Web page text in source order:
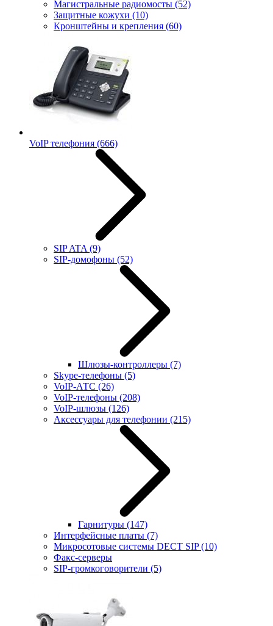
Магистральные радиомосты (52)
Защитные кожухи (10)
Кронштейны и крепления (60)
VoIP телефония (666)
SIP ATA (9)
SIP-домофоны (52)
Шлюзы-контроллеры (7)
Skype-телефоны (5)
VoIP-АТС (26)
VoIP-телефоны (208)
VoIP-шлюзы (126)
Аксессуары для телефонии (215)
Гарнитуры (147)
Интерфейсные платы (7)
Микросотовые системы DECT SIP(10)
Факс-серверы
SIP-громкоговорители (5)